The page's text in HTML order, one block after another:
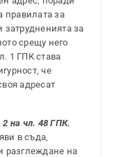
правилата за
затрудненията за
срещу него
1 ГПК става
че
адресат
на чл. 48 ГПК.
в съда,
разглеждане на